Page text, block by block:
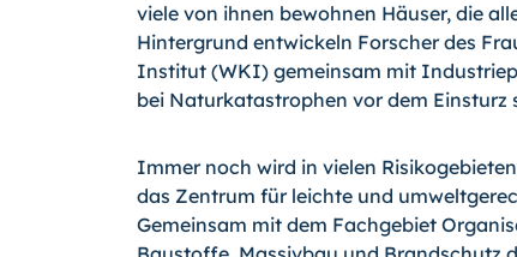
viele von ihnen bewohnen Häuser, die
Hintergrund entwickeln Forscher des
Institut (WKI) gemeinsam mit
bei Naturkatastrophen vor dem Einsturz
Immer noch wird in vielen
das Zentrum für leichte und
Gemeinsam mit dem Fachgebiet